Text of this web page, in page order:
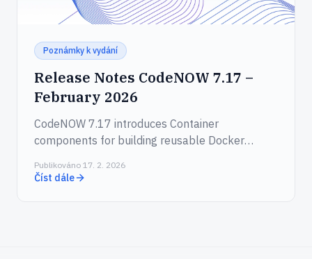
Poznámky k vydání
Release Notes CodeNOW 7.17 –
February 2026
CodeNOW 7.17 introduces Container
components for building reusable Docker
development directly in the cloud.
Publikováno 17. 2. 2026
Číst dále